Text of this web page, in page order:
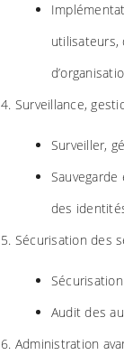
utilisateurs,
Surveillance,
Surveiller,
des
Sécurisation des
Audit des
Administration